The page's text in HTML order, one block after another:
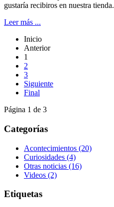
gustaría recibiros en nuestra tienda.
Leer más ...
Inicio
Anterior
1
2
3
Siguiente
Final
Página 1 de 3
Categorías
Acontecimientos (20)
Curiosidades (4)
Otras noticias (16)
Videos (2)
Etiquetas